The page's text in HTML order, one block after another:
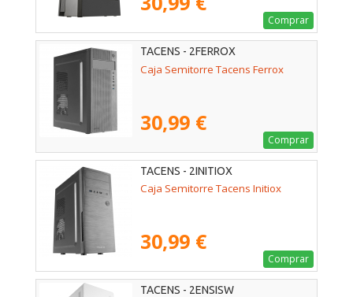
Comprar
TACENS - 2FERROX
Caja Semitorre Tacens Ferrox
30,99 €
Comprar
TACENS - 2INITIOX
Caja Semitorre Tacens Initiox
30,99 €
Comprar
TACENS - 2ENSISW